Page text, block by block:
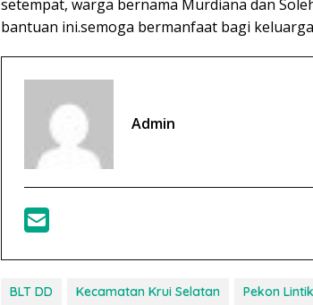
setempat, warga bernama Murdiana dan
bantuan ini.semoga bermanfaat bagi keluarga
Admin
BLT DD Kecamatan Krui Selatan Pekon Lintik